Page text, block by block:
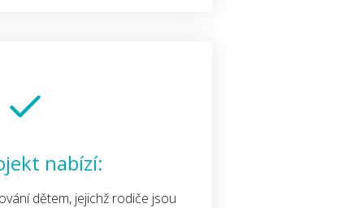
nabízí:
dětem, jejichž rodiče jsou